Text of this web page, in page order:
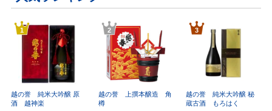
1
越の誉 純米大吟醸 原
酒 越神楽
2
越の誉 上撰本醸造 角
樽
3
越の誉 純米大吟醸 秘
蔵古酒 もろはく